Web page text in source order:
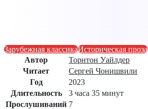
Зарубежная классикаИсторическая проза
Автор
Торнтон Уайлдер
Читает
Сергей Чонишвили
Год
2023
Длительность
3 часа 35 минут
Прослушиваний 7